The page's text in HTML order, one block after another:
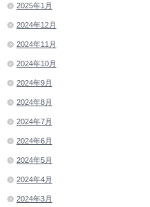
2025年1月
2024年12月
2024年11月
2024年10月
2024年9月
2024年8月
2024年7月
2024年6月
2024年5月
2024年4月
2024年3月